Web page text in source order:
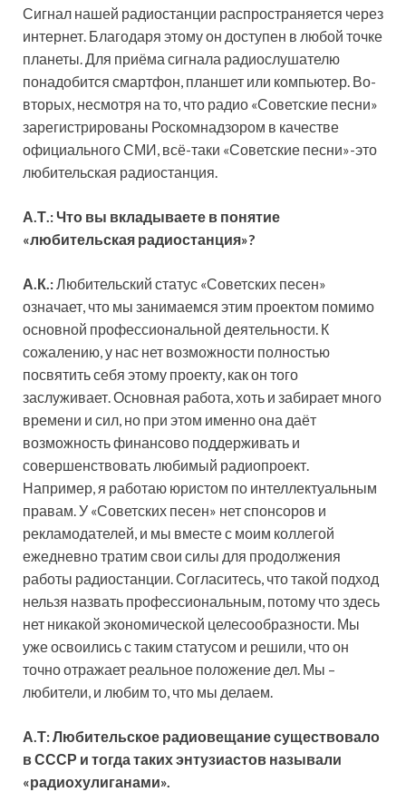
Сигнал нашей радиостанции распространяется через
интернет. Благодаря этому он доступен в любой точке
планеты. Для приёма сигнала радиослушателю
понадобится смартфон, планшет или компьютер. Во-
вторых, несмотря на то, что радио «Советские песни»
зарегистрированы Роскомнадзором в качестве
официального СМИ, всё-таки «Советские песни»-это
любительская радиостанция.
А.Т.: Что вы вкладываете в понятие
«любительская радиостанция»?
А.К.: Любительский статус «Советских песен»
означает, что мы занимаемся этим проектом помимо
основной профессиональной деятельности. К
сожалению, у нас нет возможности полностью
посвятить себя этому проекту, как он того
заслуживает. Основная работа, хоть и забирает много
времени и сил, но при этом именно она даёт
возможность финансово поддерживать и
совершенствовать любимый радиопроект.
Например, я работаю юристом по интеллектуальным
правам. У «Советских песен» нет спонсоров и
рекламодателей, и мы вместе с моим коллегой
ежедневно тратим свои силы для продолжения
работы радиостанции. Согласитесь, что такой подход
нельзя назвать профессиональным, потому что здесь
нет никакой экономической целесообразности. Мы
уже освоились с таким статусом и решили, что он
точно отражает реальное положение дел. Мы –
любители, и любим то, что мы делаем.
А.Т: Любительское радиовещание существовало
в СССР и тогда таких энтузиастов называли
«радиохулиганами».